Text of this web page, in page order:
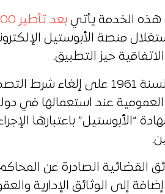
هذه الخدمة يأتي بعد تأطير 200 مكوّن
منصة الأبوستيل
حيز التطبيق.
وتنص اتفاقية لاهاي لسنة 1961 على
العمومية عند استعمالها في
“الأبوستيل” باعتبارها
القضائية الصادرة عن
إلى الوثائق الإدارية